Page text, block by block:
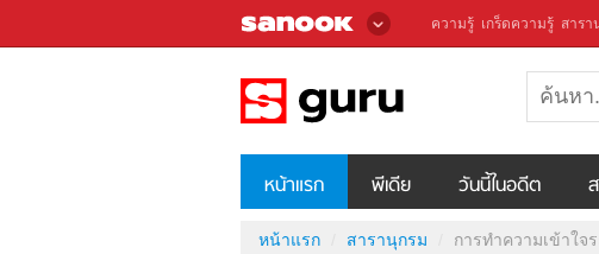
ความรู้ เกร็ดความรู้ สารา
หน้าแรก พีเดีย วันนี้ในอดีต
หน้าแรก สารานุกรม การทำความเข้าใจ